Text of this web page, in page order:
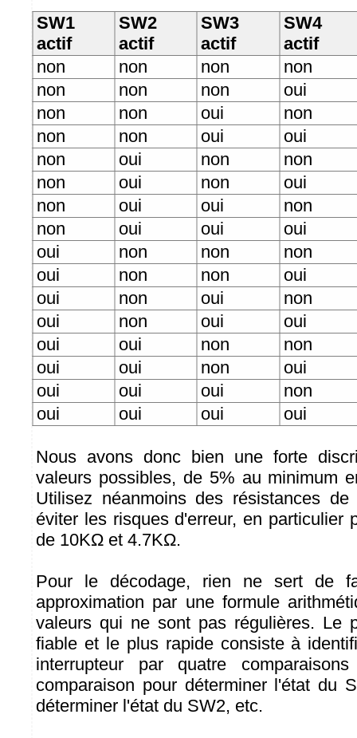
SW1
actif
SW2
actif
SW3
actif
SW4
actif
non
non non
non
non
non non
oui
non
non oui
non
non
non oui
oui
non
oui non
non
non
oui non
oui
non
oui oui
non
non
oui oui
oui
oui
non non
non
oui
non non
oui
oui
non oui
non
oui
non oui
oui
oui
oui non
non
oui
oui non
oui
oui
oui oui
non
oui
oui oui oui
Nous avons donc bien une forte
valeurs possibles, de 5% au minimum
Utilisez néanmoins des résistances
éviter les risques d'erreur, en particulier
de 10KΩ et 4.7KΩ.
Pour le décodage, rien ne sert de
approximation par une formule
valeurs qui ne sont pas régulières. Le
fiable et le plus rapide consiste à
interrupteur par quatre
comparaison pour déterminer l'état du
déterminer l'état du SW2, etc.